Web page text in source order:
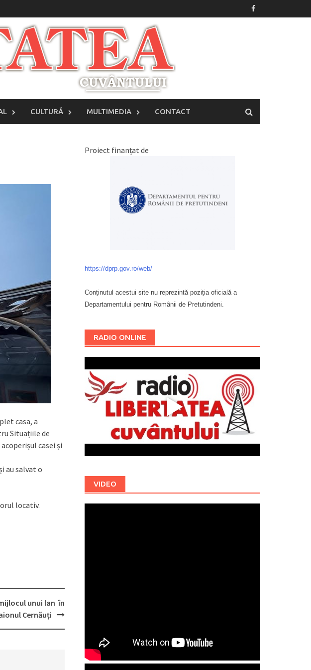
CULTURĂ MULTIMEDIA CONTACT
casa, a
Situațiile de
casei și
au salvat o
locativ.
unui lan în
Cernăuți
Proiect finanțat de
https://dprp.gov.ro/web/
Conținutul acestui site nu reprezintă poziția oficială a
Departamentului pentru Românii de Pretutindeni.
RADIO ONLINE
VIDEO